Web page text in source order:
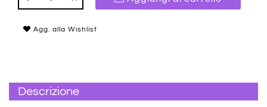
Agg. alla Wishlist
Descrizione